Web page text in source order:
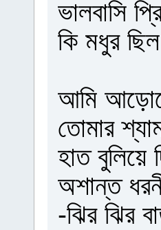
ভালবাসি
কি মধুর
আমি
তোমার
হাত বুলিয়ে
অশান্ত
-ঝির ঝির